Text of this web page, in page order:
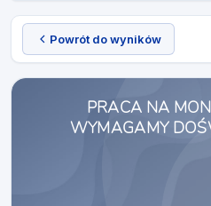
Powrót do wyników
PRACA NA
WYMAGAMY